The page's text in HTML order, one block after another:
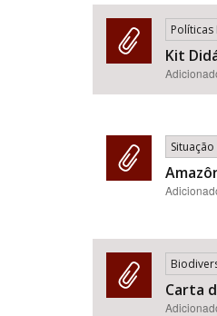
Políticas
Kit
Carta